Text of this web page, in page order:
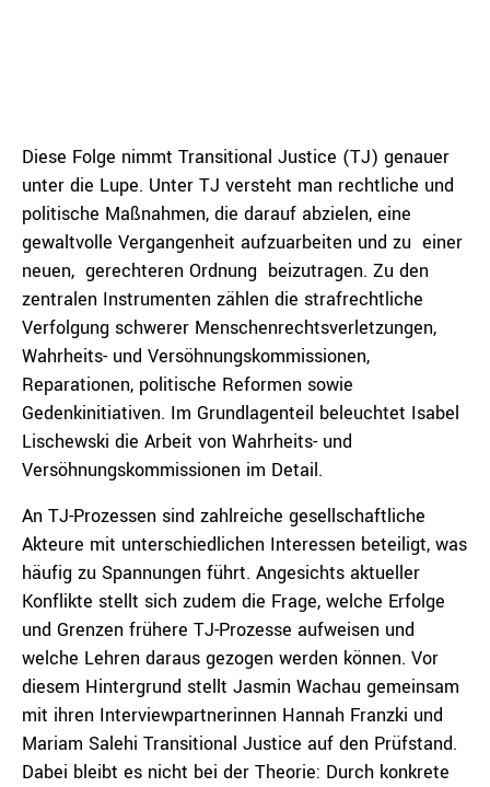
Diese Folge nimmt Transitional Justice (TJ) genauer
unter die Lupe. Unter TJ versteht man rechtliche und
politische Maßnahmen, die darauf abzielen, eine
gewaltvolle Vergangenheit aufzuarbeiten und zu einer
neuen, gerechteren Ordnung beizutragen. Zu den
zentralen Instrumenten zählen die strafrechtliche
Verfolgung schwerer Menschenrechtsverletzungen,
Wahrheits- und Versöhnungskommissionen,
Reparationen, politische Reformen sowie
Gedenkinitiativen. Im Grundlagenteil beleuchtet Isabel
Lischewski die Arbeit von Wahrheits- und
Versöhnungskommissionen im Detail.
An TJ-Prozessen sind zahlreiche gesellschaftliche
Akteure mit unterschiedlichen Interessen beteiligt, was
häufig zu Spannungen führt. Angesichts aktueller
Konflikte stellt sich zudem die Frage, welche Erfolge
und Grenzen frühere TJ-Prozesse aufweisen und
welche Lehren daraus gezogen werden können. Vor
diesem Hintergrund stellt Jasmin Wachau gemeinsam
mit ihren Interviewpartnerinnen Hannah Franzki und
Mariam Salehi Transitional Justice auf den Prüfstand.
Dabei bleibt es nicht bei der Theorie: Durch konkrete